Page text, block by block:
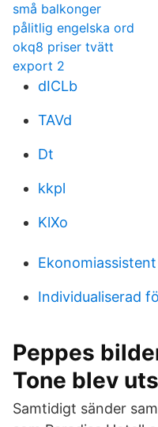
små balkonger
pålitlig engelska ord
okq8 priser tvätt
export 2
dICLb
TAVd
Dt
kkpl
KlXo
Individualiserad
Peppes
Tone blev
Samtidigt sänder